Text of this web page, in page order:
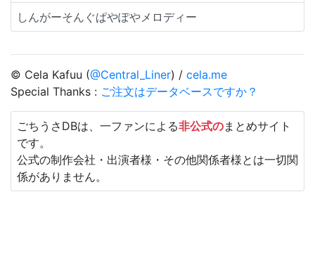
しんがーそんぐぱやぽやメロディー
© Cela Kafuu (@Central_Liner) / cela.me
Special Thanks : ご注文はデータベースですか？
ごちうさDBは、一ファンによる非公式のまとめサイト
です。
公式の制作会社・出演者様・その他関係者様とは一切関
係がありません。